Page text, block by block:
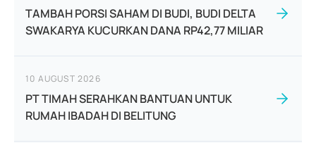
TAMBAH PORSI SAHAM DI BUDI, BUDI DELTA
SWAKARYA KUCURKAN DANA RP42,77 MILIAR
10 AUGUST 2026
PT TIMAH SERAHKAN BANTUAN UNTUK
RUMAH IBADAH DI BELITUNG